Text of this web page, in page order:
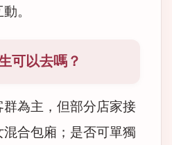
。
可以去嗎？
為主，但部分店家接
合包廂；是否可單獨